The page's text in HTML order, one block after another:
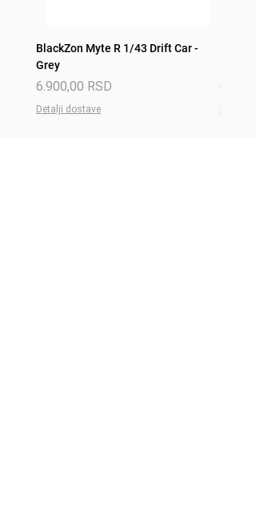
BlackZon Myte R 1/43 Drift Car -
Grey
Price
6.900,00 RSD
Detalji dostave
Price